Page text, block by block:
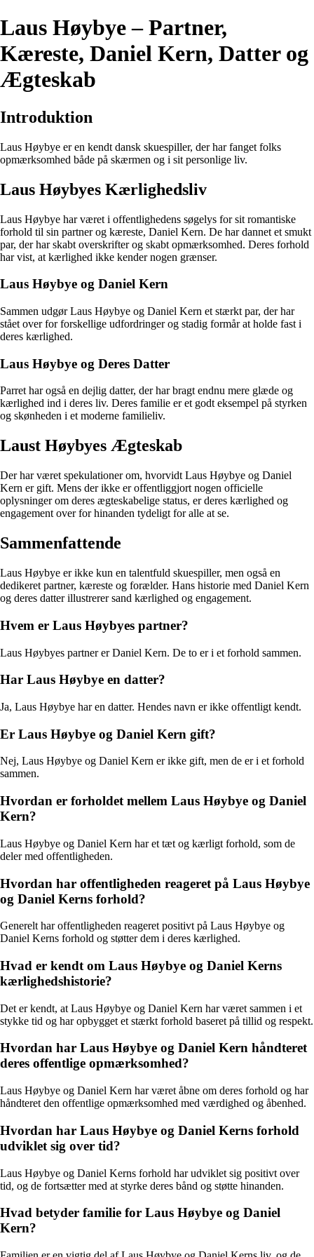
Laus Høybye – Partner,
Kæreste, Daniel Kern, Datter og
Ægteskab
Introduktion
Laus Høybye er en kendt dansk skuespiller, der har fanget folks
opmærksomhed både på skærmen og i sit personlige liv.
Laus Høybyes Kærlighedsliv
Laus Høybye har været i offentlighedens søgelys for sit romantiske
forhold til sin partner og kæreste, Daniel Kern. De har dannet et smukt
par, der har skabt overskrifter og skabt opmærksomhed. Deres forhold
har vist, at kærlighed ikke kender nogen grænser.
Laus Høybye og Daniel Kern
Sammen udgør Laus Høybye og Daniel Kern et stærkt par, der har
stået over for forskellige udfordringer og stadig formår at holde fast i
deres kærlighed.
Laus Høybye og Deres Datter
Parret har også en dejlig datter, der har bragt endnu mere glæde og
kærlighed ind i deres liv. Deres familie er et godt eksempel på styrken
og skønheden i et moderne familieliv.
Laust Høybyes Ægteskab
Der har været spekulationer om, hvorvidt Laus Høybye og Daniel
Kern er gift. Mens der ikke er offentliggjort nogen officielle
oplysninger om deres ægteskabelige status, er deres kærlighed og
engagement over for hinanden tydeligt for alle at se.
Sammenfattende
Laus Høybye er ikke kun en talentfuld skuespiller, men også en
dedikeret partner, kæreste og forælder. Hans historie med Daniel Kern
og deres datter illustrerer sand kærlighed og engagement.
Hvem er Laus Høybyes partner?
Laus Høybyes partner er Daniel Kern. De to er i et forhold sammen.
Har Laus Høybye en datter?
Ja, Laus Høybye har en datter. Hendes navn er ikke offentligt kendt.
Er Laus Høybye og Daniel Kern gift?
Nej, Laus Høybye og Daniel Kern er ikke gift, men de er i et forhold
sammen.
Hvordan er forholdet mellem Laus Høybye og Daniel
Kern?
Laus Høybye og Daniel Kern har et tæt og kærligt forhold, som de
deler med offentligheden.
Hvordan har offentligheden reageret på Laus Høybye
og Daniel Kerns forhold?
Generelt har offentligheden reageret positivt på Laus Høybye og
Daniel Kerns forhold og støtter dem i deres kærlighed.
Hvad er kendt om Laus Høybye og Daniel Kerns
kærlighedshistorie?
Det er kendt, at Laus Høybye og Daniel Kern har været sammen i et
stykke tid og har opbygget et stærkt forhold baseret på tillid og respekt.
Hvordan har Laus Høybye og Daniel Kern håndteret
deres offentlige opmærksomhed?
Laus Høybye og Daniel Kern har været åbne om deres forhold og har
håndteret den offentlige opmærksomhed med værdighed og åbenhed.
Hvordan har Laus Høybye og Daniel Kerns forhold
udviklet sig over tid?
Laus Høybye og Daniel Kerns forhold har udviklet sig positivt over
tid, og de fortsætter med at styrke deres bånd og støtte hinanden.
Hvad betyder familie for Laus Høybye og Daniel
Kern?